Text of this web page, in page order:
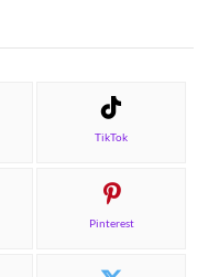
TikTok
Pinterest